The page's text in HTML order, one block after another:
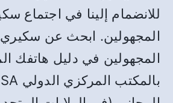
للانضمام إلينا في اجتماع
المجهولين. ابحث عن
المجهولين في دليل هاتفك